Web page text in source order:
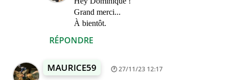
RÉPONDRE
Grand merci...
À bientôt.
MAURICE59 27/11/23 12:17